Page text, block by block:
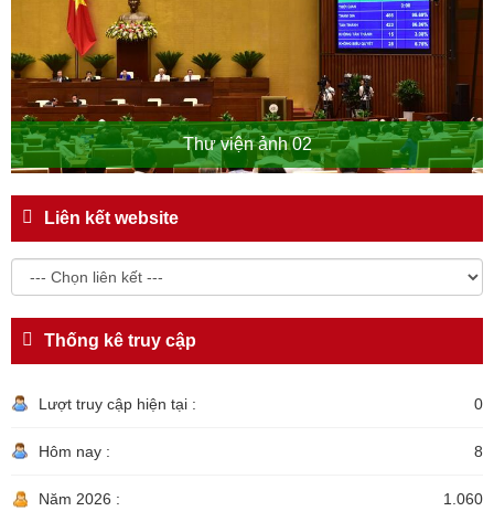
Thư viện ảnh 02
Liên kết website
Thống kê truy cập
Lượt truy cập hiện tại : 0
Hôm nay : 8
Năm 2026 : 1.060